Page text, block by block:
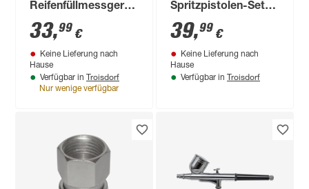
Reifenfüllmessgerät
'DRM 8/1 D' digital,
8 bar
33,99 €
Keine Lieferung nach
Hause
Verfügbar in Troisdorf
Nur wenige verfügbar
Spritzpistolen-Set
'DAS 8/1 Set' 8-teilig
39,99 €
Keine Lieferung nach
Hause
Verfügbar in Troisdorf